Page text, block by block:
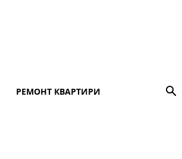
РЕМОНТ КВАРТИРИ